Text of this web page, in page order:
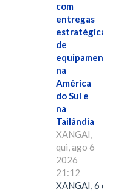
com
entregas
estratégicas
de
equipamentos
na
América
do Sul e
na
Tailândia
XANGAI,
qui, ago 6
2026
21:12
XANGAI, 6 de